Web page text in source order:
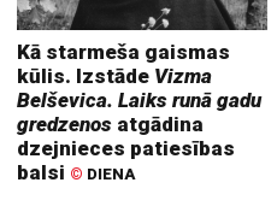
Kā starmeša gaismas
kūlis. Izstāde Vizma
Belševica. Laiks runā gadu
gredzenos atgādina
dzejnieces patiesības
balsi © DIENA